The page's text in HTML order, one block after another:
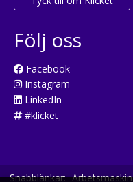
Följ oss
Facebook
Instagram
LinkedIn
#klicket
Snabblänkar: Arbetsmaskin